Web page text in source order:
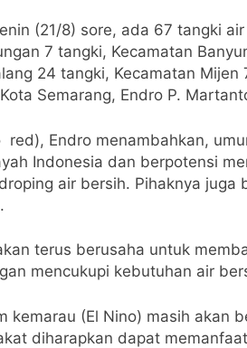
(21/8) sore, ada 67 tangki
7 tangki, Kecamatan
24 tangki, Kecamatan
Semarang, Endro P.
red), Endro menambahkan,
Indonesia dan berpotensi
air bersih. Pihaknya
terus berusaha untuk
mencukupi kebutuhan air
kemarau (El Nino) masih akan
diharapkan dapat